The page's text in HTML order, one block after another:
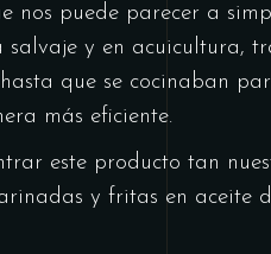
nos puede parecer a
y en acuicultura,
que se cocinaban
más eficiente.
este producto tan
y fritas en aceite